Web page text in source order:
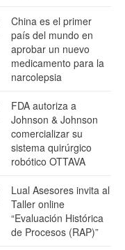
China es el primer
país del mundo en
aprobar un nuevo
medicamento para la
narcolepsia
FDA autoriza a
Johnson & Johnson
comercializar su
sistema quirúrgico
robótico OTTAVA
Lual Asesores invita al
Taller online
“Evaluación Histórica
de Procesos (RAP)”